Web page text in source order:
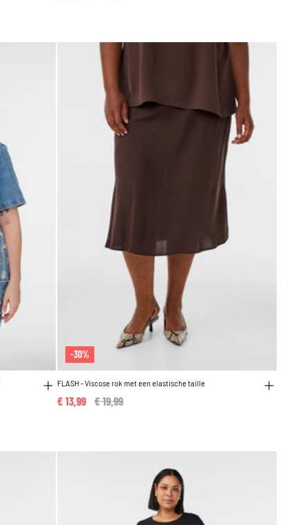
-30%
FLASH - Viscose rok met een elastische taille
Price reduced from
€ 19,99
€ 13,99